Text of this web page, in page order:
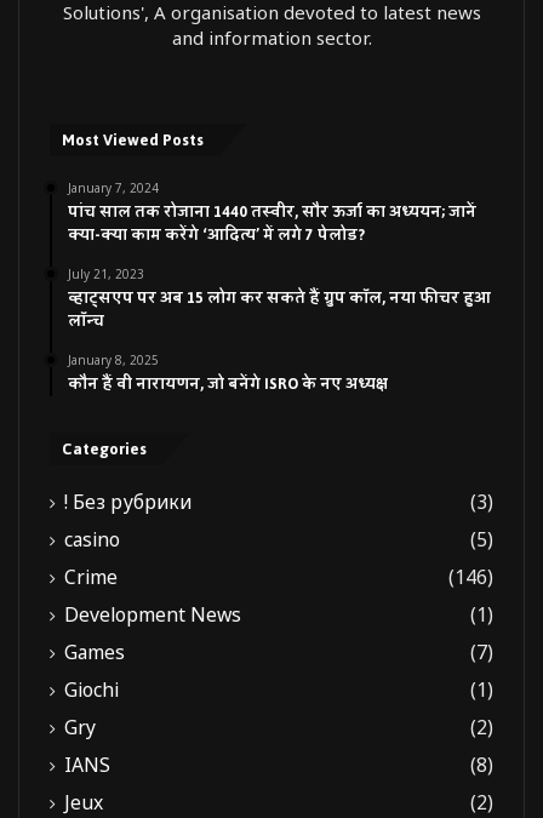
Solutions', A organisation devoted to latest news
and information sector.
Most Viewed Posts
January 7, 2024
पांच साल तक रोजाना 1440 तस्वीर, सौर ऊर्जा का अध्ययन; जानें
क्या-क्या काम करेंगे ‘आदित्य’ में लगे 7 पेलोड?
July 21, 2023
व्हाट्सएप पर अब 15 लोग कर सकते हैं ग्रुप कॉल, नया फीचर हुआ
लॉन्च
January 8, 2025
कौन हैं वी नारायणन, जो बनेंगे ISRO के नए अध्यक्ष
Categories
! Без рубрики
(3)
casino
(5)
Crime
(146)
Development News
(1)
Games
(7)
Giochi
(1)
Gry
(2)
IANS
(8)
Jeux
(2)